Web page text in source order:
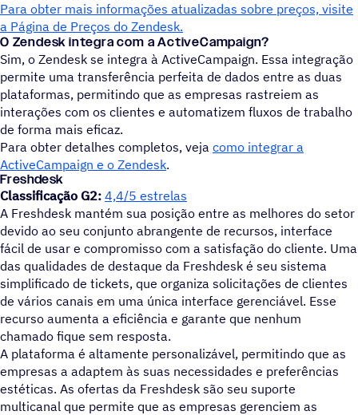
Para obter mais informações atualizadas sobre preços, visite
a Página de Preços do Zendesk.
O Zendesk integra com a ActiveCampaign?
Sim, o Zendesk se integra à ActiveCampaign. Essa integração
permite uma transferência perfeita de dados entre as duas
plataformas, permitindo que as empresas rastreiem as
interações com os clientes e automatizem fluxos de trabalho
de forma mais eficaz.
Para obter detalhes completos, veja como integrar a
ActiveCampaign e o Zendesk.
Freshdesk
Classificação G2: 4,4/5 estrelas
A Freshdesk mantém sua posição entre as melhores do setor
devido ao seu conjunto abrangente de recursos, interface
fácil de usar e compromisso com a satisfação do cliente. Uma
das qualidades de destaque da Freshdesk é seu sistema
simplificado de tickets, que organiza solicitações de clientes
de vários canais em uma única interface gerenciável. Esse
recurso aumenta a eficiência e garante que nenhum
chamado fique sem resposta.
A plataforma é altamente personalizável, permitindo que as
empresas a adaptem às suas necessidades e preferências
estéticas. As ofertas da Freshdesk são seu suporte
multicanal que permite que as empresas gerenciem as